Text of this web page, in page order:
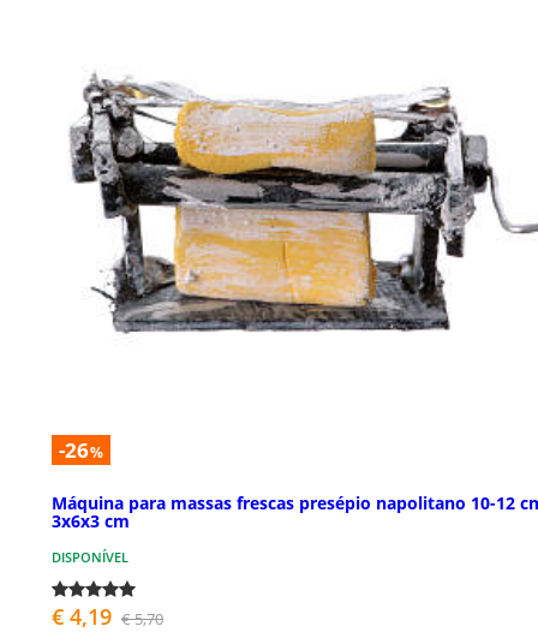
-26%
Máquina para massas frescas presépio napolitano 10-12
3x6x3 cm
DISPONÍVEL
€ 4,19 € 5,70